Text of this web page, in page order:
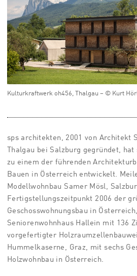
Kulturkraftwerk oh456, Thalgau – © Kurt
sps architekten, 2001 von Architekt
Thalgau bei Salzburg gegründet,
zu einem der führenden
Bauen in Österreich entwickelt.
Modellwohnbau Samer Mösl,
Fertigstellungszeitpunkt 2006 der
Geschosswohnungsbau in
Seniorenwohnhaus Hallein mit 136
vorgefertigter
Hummelkaserne, Graz, mit sechs
Holzwohnbau in Österreich.